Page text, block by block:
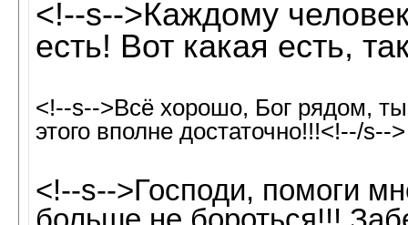
<!--s-->Каждому
есть! Вот какая есть,
<!--s-->Всё хорошо, Бог рядом,
этого вполне достаточно!!!<!--/s-->
<!--s-->Господи, помоги